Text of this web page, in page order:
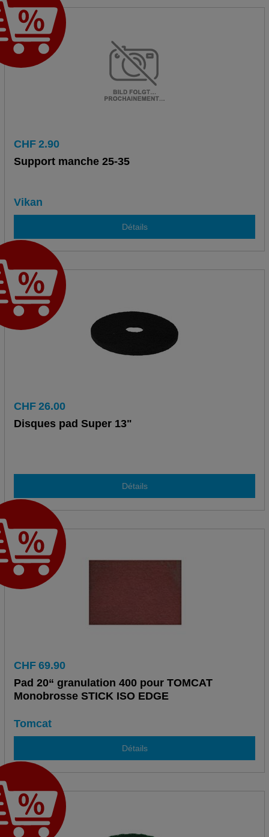
CHF 2.90
Support manche 25-35
Vikan
Détails
CHF 26.00
Disques pad Super 13"
Détails
CHF 69.90
Pad 20“ granulation 400 pour TOMCAT
Monobrosse STICK ISO EDGE
Tomcat
Détails